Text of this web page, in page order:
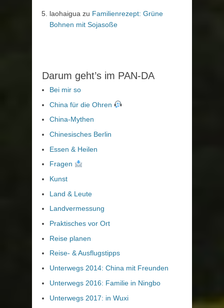
laohaigua zu Familienrezept: Grüne
Bohnen mit Sojasoße
Darum geht’s im PAN-DA
Bei mir so
China für die Ohren
China-Mythen
Chinesisches Berlin
Essen & Heilen
Fragen
Kunst
Land & Leute
Landvermessung
Praktisches vor Ort
Reise planen
Reise- & Ausflugstipps
Unterwegs 2014: China mit Freunden
Unterwegs 2016: Familie in Ningbo
Unterwegs 2017: in Wuxi